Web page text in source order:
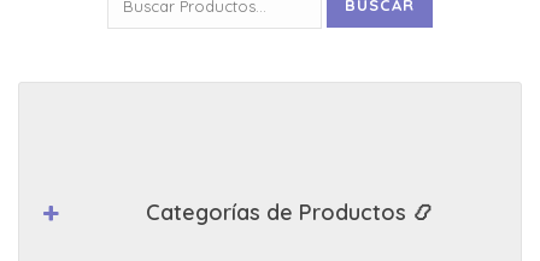
por:
BUSCAR
Categorías de Productos 📿